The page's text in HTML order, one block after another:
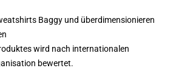
Baggy und überdimensionieren
wird nach internationalen
bewertet.